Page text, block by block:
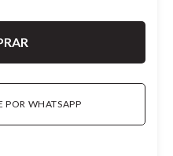
POR WHATSAPP